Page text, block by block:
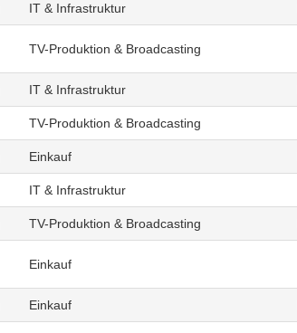
IT & Infrastruktur
TV-Produktion & Broadcasting
IT & Infrastruktur
TV-Produktion & Broadcasting
Einkauf
IT & Infrastruktur
TV-Produktion & Broadcasting
Einkauf
Einkauf